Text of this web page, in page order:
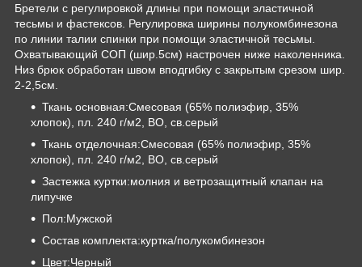
Бретели с регулировкой длины при помощи эластичной
тесьмы и фастексов. Регулировка ширины полукомбинезона
по линии талии спинки при помощи эластичной тесьмы.
Охватывающий СОП (шир.5см) настрочен ниже наколенника.
Низ брюк обработан швом вподгибку с закрытым срезом шир.
2-2,5см.
Ткань основная:Смесовая (65% полиэфир, 35%
хлопок), пл. 240 г/м2, ВО, св.серый
Ткань отделочная:Смесовая (65% полиэфир, 35%
хлопок), пл. 240 г/м2, ВО, св.серый
Застежка куртки:молния и ветрозащитный клапан на
липучке
Пол:Мужской
Состав комплекта:куртка/полукомбинезон
Цвет:Черный